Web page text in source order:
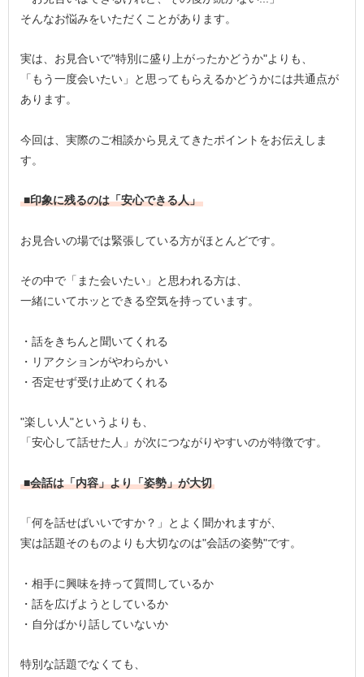
そんなお悩みをいただくことがあります。
実は、お見合いで"特別に盛り上がったかどうか"よりも、
「もう一度会いたい」と思ってもらえるかどうかには共通点が
あります。
今回は、実際のご相談から見えてきたポイントをお伝えしま
す。
■印象に残るのは「安心できる人」
お見合いの場では緊張している方がほとんどです。
その中で「また会いたい」と思われる方は、
一緒にいてホッとできる空気を持っています。
・話をきちんと聞いてくれる
・リアクションがやわらかい
・否定せず受け止めてくれる
"楽しい人"というよりも、
「安心して話せた人」が次につながりやすいのが特徴です。
■会話は「内容」より「姿勢」が大切
「何を話せばいいですか？」とよく聞かれますが、
実は話題そのものよりも大切なのは"会話の姿勢"です。
・相手に興味を持って質問しているか
・話を広げようとしているか
・自分ばかり話していないか
特別な話題でなくても、